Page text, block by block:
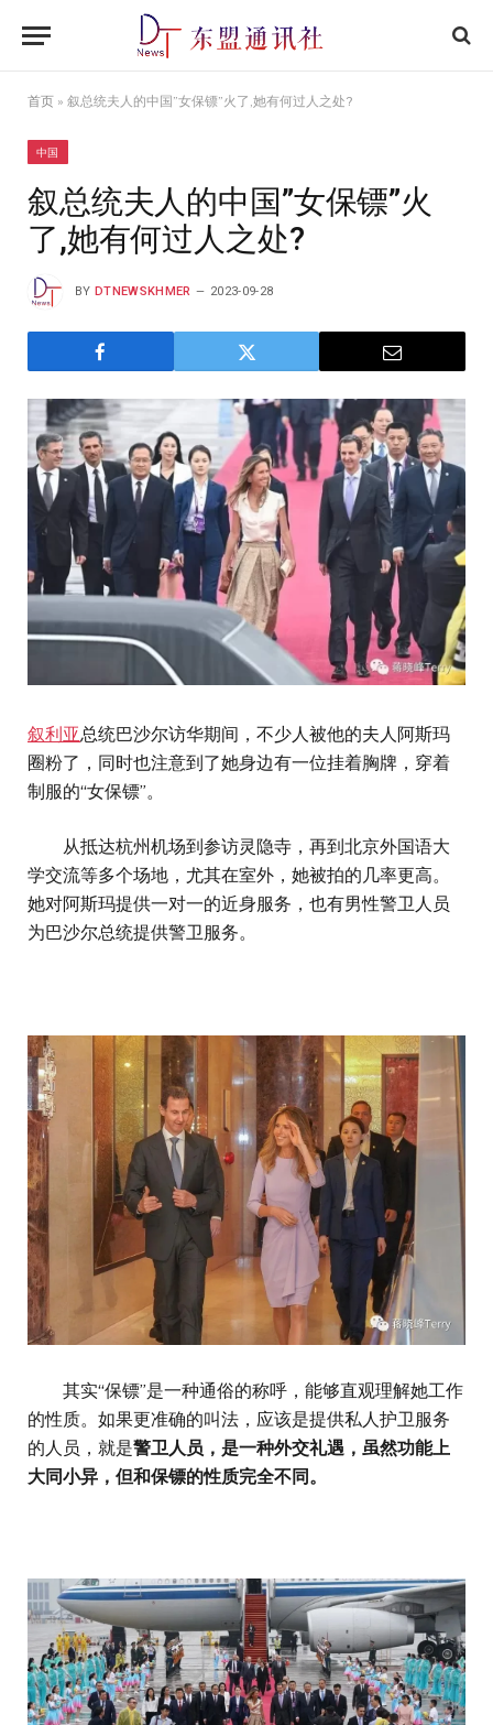
首页 » 叙总统夫人的中国”女保镖”火了,她有何过人之处?
中国
叙总统夫人的中国”女保镖”火
了,她有何过人之处?
BY DTNEWSKHMER 2023-09-28
叙利亚总统巴沙尔访华期间，不少人被他的夫人阿斯玛
圈粉了，同时也注意到了她身边有一位挂着胸牌，穿着
制服的“女保镖”。
从抵达杭州机场到参访灵隐寺，再到北京外国语大
学交流等多个场地，尤其在室外，她被拍的几率更高。
她对阿斯玛提供一对一的近身服务，也有男性警卫人员
为巴沙尔总统提供警卫服务。
其实“保镖”是一种通俗的称呼，能够直观理解她工作
的性质。如果更准确的叫法，应该是提供私人护卫服务
的人员，就是警卫人员，是一种外交礼遇，虽然功能上
大同小异，但和保镖的性质完全不同。